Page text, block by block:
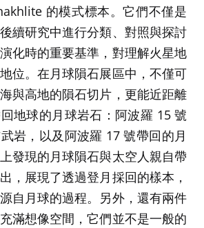
的模式標本。它們不僅是
續研究中進行分類、對照與探討
化時的重要基準，對理解火星地
位。在月球隕石展區中，不僅可
與高地的隕石切片，更能近距離
地球的月球岩石：阿波羅 15 號
岩，以及阿波羅 17 號帶回的月
發現的月球隕石與太空人親自帶
，展現了透過登月採回的樣本，
自月球的過程。另外，還有兩件
滿想像空間，它們並不是一般的